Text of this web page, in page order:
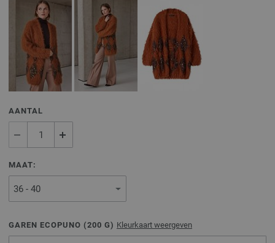
AANTAL
MAAT:
GAREN ECOPUNO (200 G) Kleurkaart weergeven